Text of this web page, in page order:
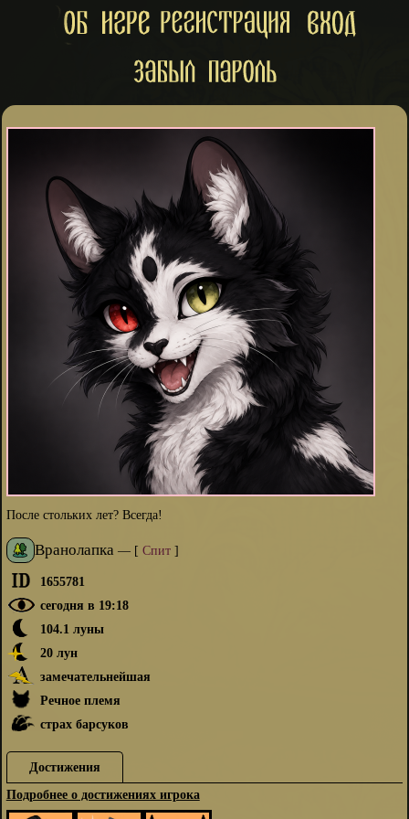
После стольких лет? Всегда!
Вранолапка — [ Спит]
1655781
сегодня в 19:18
104.1 луны
20 лун
замечательнейшая
Речное племя
страх барсуков
Достижения
Подробнее о достижениях игрока